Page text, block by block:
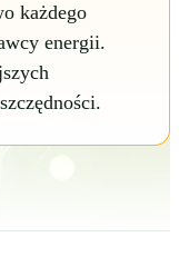
każdego
energii.